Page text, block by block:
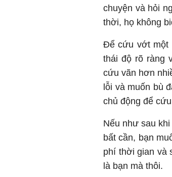
chuyện và hỏi
thời, họ không
Để cứu vớt một
thái độ rõ ràng
cứu vãn hơn
lỗi và muốn bù
chủ động để
Nếu như sau
bất cần, bạn
phí thời gian và
là bạn mà thôi.